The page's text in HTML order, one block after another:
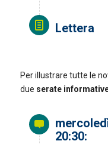
Lettera
Per illustrare tutte le
due serate
20:30: